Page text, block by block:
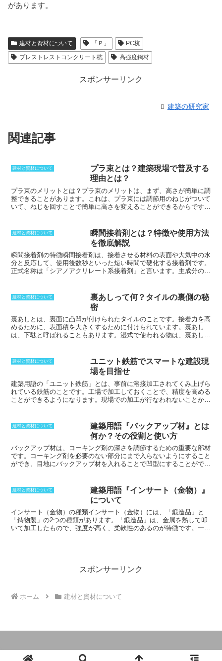
があります。
建材と資材について 「Ｐ」
PC杭
プレストレストコンクリート杭
高強度鋼材
スポンサーリンク
建築の研究家
関連記事
建材と資材について
プラ束とは？建築現場で普及する
理由とは？
プラ束のメリットとは？ プラ束のメリットは、まず、高さが簡単に調
整できることがあります。これは、プラ束には調節用のねじがついて
いて、ねじを回すことで簡単に高さを変えることができるからです。
ため、床鳴りを防止することができます。床鳴りは、床下と床材の間
に隙間があることによって起こることがありますが、プラ束を使うこ
とで隙間をなくすことができます。さらに、プラ束は受けがついてい
るため、簡単に施工を進めることができます。受けがついていること
で、プラ束を床下に固定することが容易になり、施工時間を短縮する
ことができます。
建材と資材について
瞬間接着剤とは？特徴や使用方法
を徹底解説
瞬間接着剤の特徴瞬間接着剤は、接着させる材料の表面や大気中の水
分と反応して、使用後数秒といった短い時間で硬化する接着剤です。
正式名称は「シアノアクリレート系接着剤」と言います。主成分のモ
ると接着部分ではなく、材料そのものが壊れてしまう材料破壊が見ら
れるほど強力です。瞬間接着剤は、短時間で強度の接着が可能となる
だけでなく、硬化物の透明性や一液無溶剤であるなどの特徴を持ちま
す。しかし、接着時にはみだした部分が、白い粉を吹いたような白化
現象を起こすことがあります。そのため、防ぐためには塗布装置の使
用が必要となります。
建材と資材について
裏あしって何？タイルの裏側の秘
密
裏あしとは、裏面に凸凹が付けられたタイルのことです。接着力を高
めるために、表面積を大きくするために付けられています。裏あし
は、下駄と呼ばれることもあります。湿式で使われる物は、裏あしが
一になっています。
接着剤が薄く全体に塗布できるようにしているか
らであり、施工によって違いがあります。
建材と資材について
ユニット鉄筋でスマートな建設現
場を目指せ
建築用語の「ユニット鉄筋」とは、事前に溶接加工されてくみ上げら
れている鉄筋のことです。工場で加工しておくことで、精度を高める
ことができるようになります。現場での加工が行なわれないことか
使われるようになってきました。ユニット工法は、工場で生産するこ
とによって、品質の均一化を図ることができるところにあります。生
産性ということを考えても現場よりもはるかに高くなり、大量の供給
もすることができるようになります。
建材と資材について
建築用語『バックアップ材』とは
何か？その役割と使い方
バックアップ材は、コーキング剤の深さを調節するための重要な部材
です。
コーキング剤を必要のない部分にまで入らないようにすること
ができ、目地にバックアップ材を入れることで凹型にすることがで
が可能です。さらに、バックアップ材を目地に差し込んでおくこと
で、三面接着を防ぐことができます。これにより、目地の奥にはコー
キング剤が入らなくなり、縁を切ることができるようになります。バ
ックアップ材にコーキング剤が接着してしまうような素材の場合に
は、ボンドブレーカーを使用することで、影響を受けなくすることが
できます。
建材と資材について
建築用語『インサート（金物）』
について
インサート（金物）の種類インサート（金物）には、「鍛造品」と
「鋳物製」の2つの種類があります。「鍛造品」は、金属を熱して叩
いて加工したもので、強度が高く、柔軟性のあるのが特徴です。一
スポンサーリンク
ホーム 建材と資材について